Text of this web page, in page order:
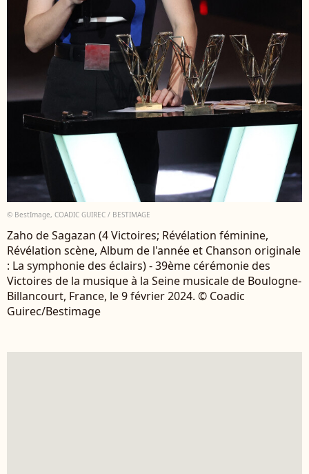
© BestImage, COADIC GUIREC / BESTIMAGE
Zaho de Sagazan (4 Victoires; Révélation féminine,
Révélation scène, Album de l'année et Chanson originale
: La symphonie des éclairs) - 39ème cérémonie des
Victoires de la musique à la Seine musicale de Boulogne-
Billancourt, France, le 9 février 2024. © Coadic
Guirec/Bestimage